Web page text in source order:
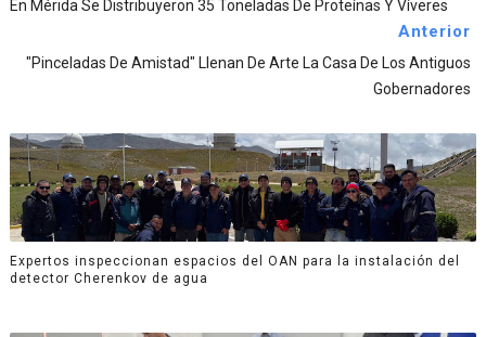
En Mérida Se Distribuyeron 35 Toneladas De Proteínas Y Víveres
Anterior
"Pinceladas De Amistad" Llenan De Arte La Casa De Los Antiguos
Gobernadores
Expertos inspeccionan espacios del OAN para la instalación del
detector Cherenkov de agua